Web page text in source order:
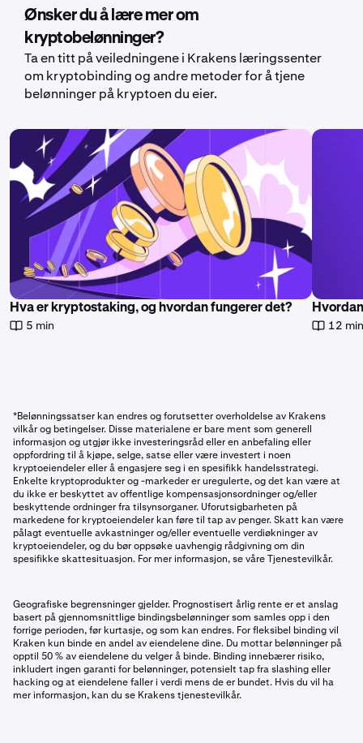
Ønsker du å lære mer om
kryptobelønninger?
Ta en titt på veiledningene i Krakens læringssenter
om kryptobinding og andre metoder for å tjene
belønninger på kryptoen du eier.
Hva er kryptostaking, og hvordan fungerer det?
5 min 12
*Belønningssatser kan endres og forutsetter overholdelse av Krakens
vilkår og betingelser. Disse materialene er bare ment som generell
informasjon og utgjør ikke investeringsråd eller en anbefaling eller
oppfordring til å kjøpe, selge, satse eller være investert i noen
kryptoeiendeler eller å engasjere seg i en spesifikk handelsstrategi.
Enkelte kryptoprodukter og -markeder er uregulerte, og det kan være at
du ikke er beskyttet av offentlige kompensasjonsordninger og/eller
beskyttende ordninger fra tilsynsorganer. Uforutsigbarheten på
markedene for kryptoeiendeler kan føre til tap av penger. Skatt kan være
pålagt eventuelle avkastninger og/eller eventuelle verdiøkninger av
kryptoeiendeler, og du bør oppsøke uavhengig rådgivning om din
spesifikke skattesituasjon. For mer informasjon, se våre Tjenestevilkår.
Geografiske begrensninger gjelder. Prognostisert årlig rente er et anslag
basert på gjennomsnittlige bindingsbelønninger som samles opp i den
forrige perioden, før kurtasje, og som kan endres. For fleksibel binding vil
Kraken kun binde en andel av eiendelene dine. Du mottar belønninger på
opptil 50 % av eiendelene du velger å binde. Binding innebærer risiko,
inkludert ingen garanti for belønninger, potensielt tap fra slashing eller
hacking og at eiendelene faller i verdi mens de er bundet. Hvis du vil ha
mer informasjon, kan du se Krakens tjenestevilkår.